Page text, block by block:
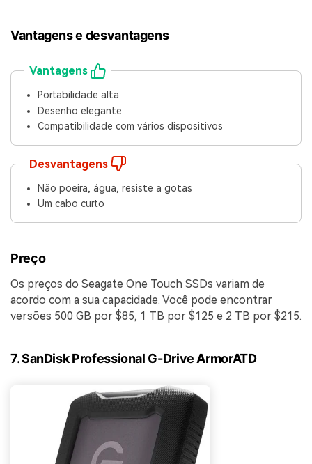
Vantagens e desvantagens
Vantagens
Portabilidade alta
Desenho elegante
Compatibilidade com vários dispositivos
Desvantagens
Não poeira, água, resiste a gotas
Um cabo curto
Preço
Os preços do Seagate One Touch SSDs variam de
acordo com a sua capacidade. Você pode encontrar
versões 500 GB por $85, 1 TB por $125 e 2 TB por $215.
7. SanDisk Professional G-Drive ArmorATD